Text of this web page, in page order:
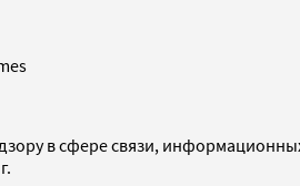
в сфере связи,